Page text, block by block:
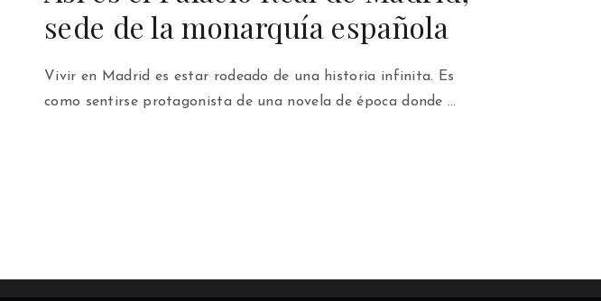
sede de la monarquía española
Vivir en Madrid es estar rodeado de una historia infinita. Es
como sentirse protagonista de una novela de época donde …